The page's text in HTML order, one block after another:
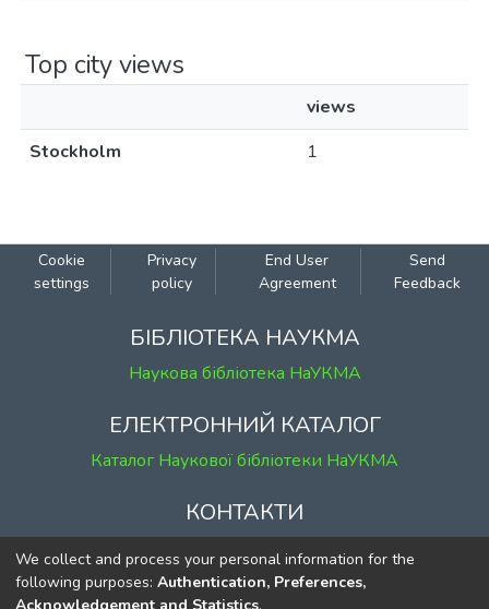
Top city views
views
Stockholm
1
Cookie
settings
Privacy
policy
End User
Agreement
Send
Feedback
БІБЛІОТЕКА НАУКМА
Наукова бібліотека НаУКМА
ЕЛЕКТРОННИЙ КАТАЛОГ
Каталог Наукової бібліотеки НаУКМА
КОНТАКТИ
м. Київ, вул. Григорія Сковороди, 2
к. 1, к. 120
We collect and process your personal information for the
following purposes: Authentication, Preferences,